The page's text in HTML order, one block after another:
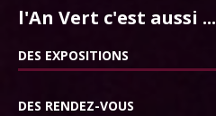
l'An Vert c'est aussi ...
DES EXPOSITIONS
DES RENDEZ-VOUS